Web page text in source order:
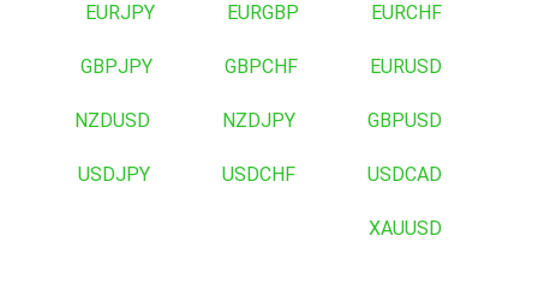
EURCHF
EURGBP
EURJPY
EURUSD
GBPCHF
GBPJPY
GBPUSD
NZDJPY
NZDUSD
USDCAD
USDCHF
USDJPY
XAUUSD